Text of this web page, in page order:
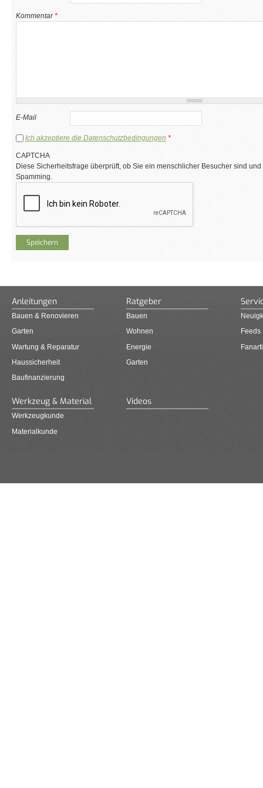
Kommentar*
E-Mail
Ich akzeptiere die Datenschutzbedingungen *
CAPTCHA
Diese Sicherheitsfrage überprüft, ob Sie ein menschlicher Besucher sind
Spamming.
Anleitungen
Bauen & Renovieren
Garten
Wartung & Reparatur
Haussicherheit
Baufinanzierung
Ratgeber
Bauen
Wohnen
Energie
Garten
Feeds
Werkzeug & Material
Werkzeugkunde
Materialkunde
Videos